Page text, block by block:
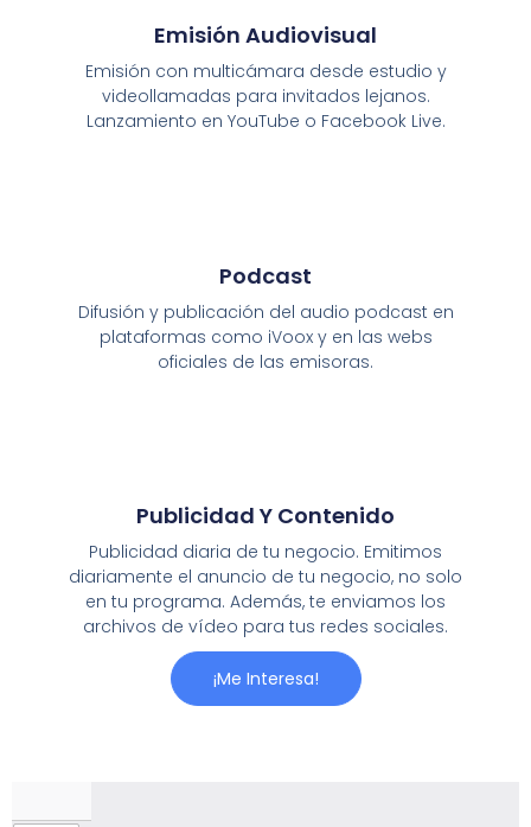
Emisión Audiovisual
Emisión con multicámara desde estudio y
videollamadas para invitados lejanos.
Lanzamiento en YouTube o Facebook Live.
Podcast
Difusión y publicación del audio podcast en
plataformas como iVoox y en las webs
oficiales de las emisoras.
Publicidad Y Contenido
Publicidad diaria de tu negocio. Emitimos
diariamente el anuncio de tu negocio, no solo
en tu programa. Además, te enviamos los
archivos de vídeo para tus redes sociales.
¡Me Interesa!